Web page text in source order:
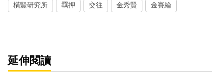
橫豎研究所 羈押 交往 金秀賢 金賽綸
延伸閱讀